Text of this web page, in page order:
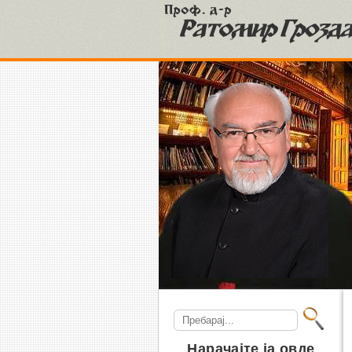
Search
for:
Нарачајте ја овде